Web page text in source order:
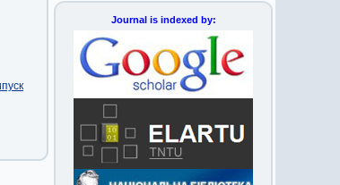
Journal is indexed by: